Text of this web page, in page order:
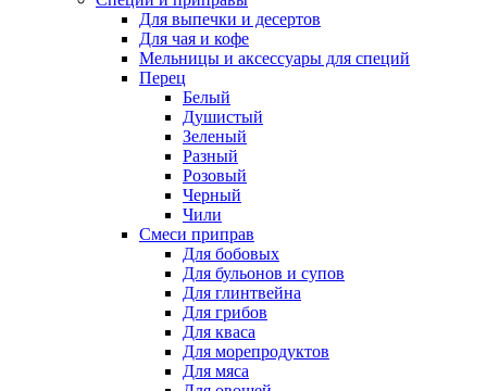
Для выпечки и десертов
Для чая и кофе
Мельницы и аксессуары для специй
Перец
Белый
Душистый
Зеленый
Разный
Розовый
Черный
Чили
Смеси приправ
Для бобовых
Для бульонов и супов
Для глинтвейна
Для грибов
Для кваса
Для морепродуктов
Для мяса